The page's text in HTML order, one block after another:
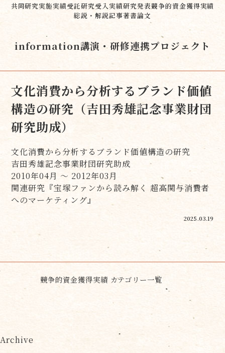
共同研究実施実績受託研究受入実績研究発表競争的資金獲得実績
総説・解説記事著書論文
information講演・研修連携プロジェクト
文化消費から分析するブランド価値
構造の研究（吉田秀雄記念事業財団
研究助成）
文化消費から分析するブランド価値構造の研究
吉田秀雄記念事業財団研究助成
2010年04月 ～ 2012年03月
関連研究『宝塚ファンから読み解く 超高関与消費者
へのマーケティング』
2025.03.19
競争的資金獲得実績 カテゴリー一覧
Archive